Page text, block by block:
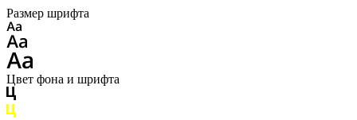
Размер шрифта
Цвет фона и шрифта